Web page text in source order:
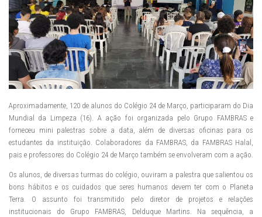
Aproximadamente, 120 de alunos do Colégio 24 de Março, participaram do Dia
Mundial da Limpeza (16). A ação foi organizada pelo Grupo FAMBRAS e
forneceu mini palestras sobre a data, além de diversas oficinas para os
estudantes da instituição. Colaboradores da FAMBRAS, da FAMBRAS Halal,
pais e professores do Colégio 24 de Março também se envolveram com a ação.
Os alunos, de diversas turmas do colégio, ouviram a palestra que salientou os
bons hábitos e os cuidados que seres humanos devem ter com o Planeta
Terra. O assunto foi transmitido pelo diretor de projetos e relações
institucionais do Grupo FAMBRAS, Delduque Martins. Na sequência, a